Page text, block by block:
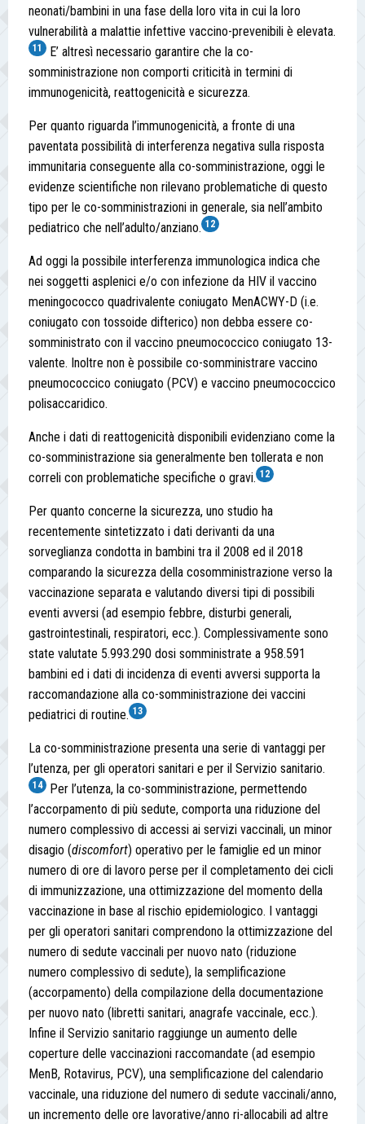
neonati/bambini in una fase della loro vita in cui la loro
vulnerabilità a malattie infettive vaccino-prevenibili è elevata.
11
E’ altresì necessario garantire che la co-
somministrazione non comporti criticità in termini di
immunogenicità, reattogenicità e sicurezza.
Per quanto riguarda l’immunogenicità, a fronte di una
paventata possibilità di interferenza negativa sulla risposta
immunitaria conseguente alla co-somministrazione, oggi le
evidenze scientifiche non rilevano problematiche di questo
tipo per le co-somministrazioni in generale, sia nell’ambito
pediatrico che nell’adulto/anziano. 12
Ad oggi la possibile interferenza immunologica indica che
nei soggetti asplenici e/o con infezione da HIV il vaccino
meningococco quadrivalente coniugato MenACWY-D (i.e.
coniugato con tossoide difterico) non debba essere co-
somministrato con il vaccino pneumococcico coniugato 13-
valente. Inoltre non è possibile co-somministrare vaccino
pneumococcico coniugato (PCV) e vaccino pneumococcico
polisaccaridico.
Anche i dati di reattogenicità disponibili evidenziano come la
co-somministrazione sia generalmente ben tollerata e non
correli con problematiche specifiche o gravi. 12
Per quanto concerne la sicurezza, uno studio ha
recentemente sintetizzato i dati derivanti da una
sorveglianza condotta in bambini tra il 2008 ed il 2018
comparando la sicurezza della cosomministrazione verso la
vaccinazione separata e valutando diversi tipi di possibili
eventi avversi (ad esempio febbre, disturbi generali,
gastrointestinali, respiratori, ecc.). Complessivamente sono
state valutate 5.993.290 dosi somministrate a 958.591
bambini ed i dati di incidenza di eventi avversi supporta la
raccomandazione alla co-somministrazione dei vaccini
pediatrici di routine. 13
La co-somministrazione presenta una serie di vantaggi per
l’utenza, per gli operatori sanitari e per il Servizio sanitario.
14
Per l’utenza, la co-somministrazione, permettendo
l’accorpamento di più sedute, comporta una riduzione del
numero complessivo di accessi ai servizi vaccinali, un minor
disagio (discomfort) operativo per le famiglie ed un minor
numero di ore di lavoro perse per il completamento dei cicli
di immunizzazione, una ottimizzazione del momento della
vaccinazione in base al rischio epidemiologico. I vantaggi
per gli operatori sanitari comprendono la ottimizzazione del
numero di sedute vaccinali per nuovo nato (riduzione
numero complessivo di sedute), la semplificazione
(accorpamento) della compilazione della documentazione
per nuovo nato (libretti sanitari, anagrafe vaccinale, ecc.).
Infine il Servizio sanitario raggiunge un aumento delle
coperture delle vaccinazioni raccomandate (ad esempio
MenB, Rotavirus, PCV), una semplificazione del calendario
vaccinale, una riduzione del numero di sedute vaccinali/anno,
un incremento delle ore lavorative/anno ri-allocabili ad altre